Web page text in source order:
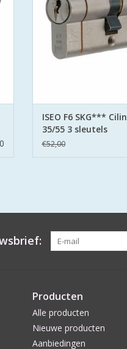
- stalen brug:
TOEVOEGEN AAN
ISEO F6 SKG***
35/55 3 sleutels
€52,00
Producten
Alle producten
Nieuwe producten
Aanbiedingen